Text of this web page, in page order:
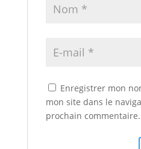
Enregistrer mon
mon site dans le
prochain commentaire.